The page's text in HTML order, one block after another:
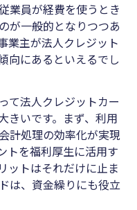
計ソフトを試す
業員が経費を使うとき
が一般的となりつつあ
業主が法人クレジット
向にあるといえるでし
て法人クレジットカー
きいです。まず、利用
計処理の効率化が実現
トを福利厚生に活用す
ットはそれだけに止ま
は、資金繰りにも役立